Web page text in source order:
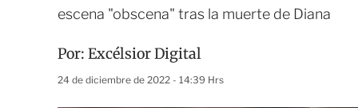
escena "obscena" tras la muerte de Diana
Por: Excélsior Digital
24 de diciembre de 2022 - 14:39 Hrs